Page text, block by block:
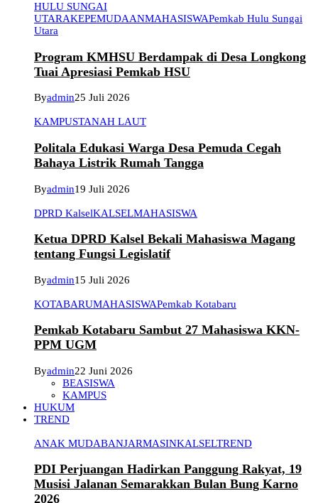
HULU SUNGAI
UTARAKEPEMUDAANMAHASISWAPemkab Hulu Sungai
Utara
Program KMHSU Berdampak di Desa Longkong
Tuai Apresiasi Pemkab HSU
Byadmin25 Juli 2026
KAMPUSTANAH LAUT
Politala Edukasi Warga Desa Pemuda Cegah
Bahaya Listrik Rumah Tangga
Byadmin19 Juli 2026
DPRD KalselKALSELMAHASISWA
Ketua DPRD Kalsel Bekali Mahasiswa Magang
tentang Fungsi Legislatif
Byadmin15 Juli 2026
KOTABARUMAHASISWAPemkab Kotabaru
Pemkab Kotabaru Sambut 27 Mahasiswa KKN-
PPM UGM
Byadmin22 Juni 2026
BEASISWA
KAMPUS
HUKUM
TREND
ANAK MUDABANJARMASINKALSELTREND
PDI Perjuangan Hadirkan Panggung Rakyat, 19
Musisi Jalanan Semarakkan Bulan Bung Karno
2026